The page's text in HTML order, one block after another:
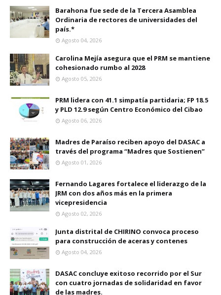
Barahona fue sede de la Tercera Asamblea
Ordinaria de rectores de universidades del
país.*
Agosto 04, 2026
Carolina Mejía asegura que el PRM se mantiene
cohesionado rumbo al 2028
Agosto 05, 2026
PRM lidera con 41.1 simpatía partidaria; FP 18.5
y PLD 12.9 según Centro Económico del Cibao
Agosto 06, 2026
Madres de Paraíso reciben apoyo del DASAC a
través del programa “Madres que Sostienen”
Agosto 01, 2026
Fernando Lagares fortalece el liderazgo de la
JRM con dos años más en la primera
vicepresidencia
Agosto 02, 2026
Junta distrital de CHIRINO convoca proceso
para construcción de aceras y contenes
Agosto 04, 2026
DASAC concluye exitoso recorrido por el Sur
con cuatro jornadas de solidaridad en favor
de las madres.